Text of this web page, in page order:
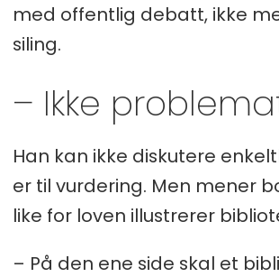
med offentlig debatt, ikke
siling.
– Ikke
Han kan ikke diskutere
er til vurdering. Men mener
like for loven illustrerer
– På den ene side skal et